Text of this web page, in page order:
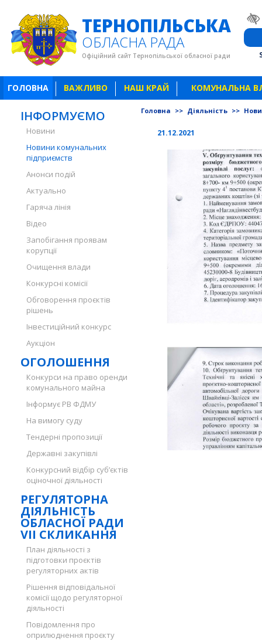
ТЕРНОПІЛЬСЬКА
ОБЛАСНА РАДА
Офіційний сайт Тернопільської обласної ради
ГОЛОВНА ВАЖЛИВО НАШ КРАЙ КОМУНАЛЬНА
ІНФОРМУЄМО
Новини
Новини комунальних
підприємств
Анонси подій
Актуально
Гаряча лінія
Відео
Запобігання проявам
корупції
Очищення влади
Конкурсні комісії
Обговорення проєктів
рішень
Інвестиційний конкурс
Аукціон
ОГОЛОШЕННЯ
Конкурси на право оренди
комунального майна
Інформує РВ ФДМУ
На вимогу суду
Тендерні пропозиції
Державні закупівлі
Конкурсний відбір суб’єктів
оціночної діяльності
РЕГУЛЯТОРНА
ДІЯЛЬНІСТЬ
ОБЛАСНОЇ РАДИ
VII СКЛИКАННЯ
План діяльності з
підготовки проєктів
регуляторних актів
Рішення відповідальної
комісії щодо регуляторної
діяльності
Повідомлення про
оприлюднення проєкту
Головна >> Діяльність >>
21.12.2021